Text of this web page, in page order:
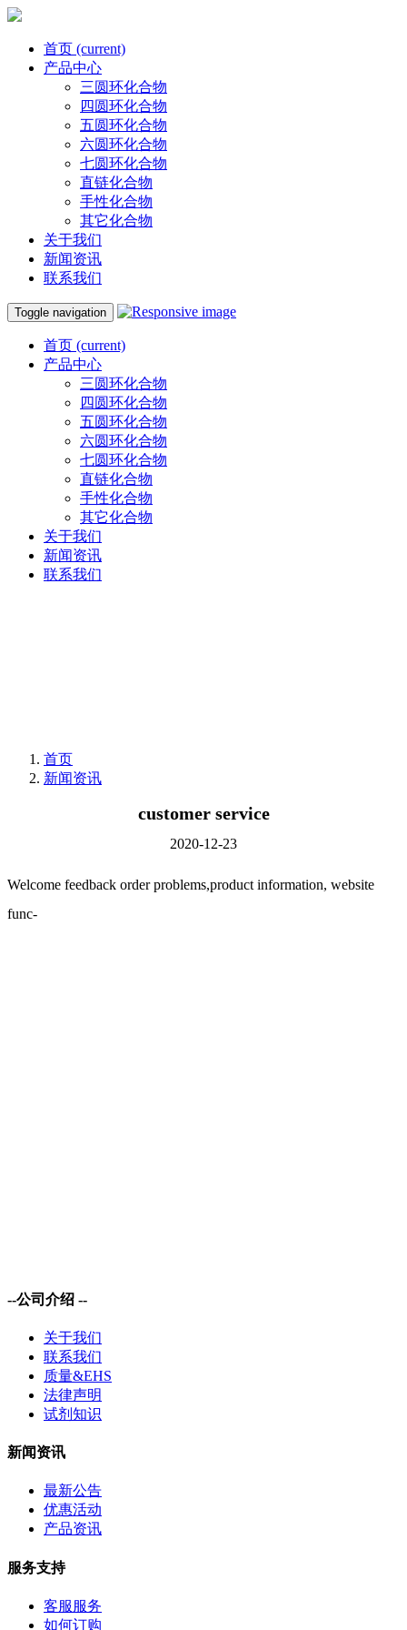
首页 (current)
产品中心
三圆环化合物
四圆环化合物
五圆环化合物
六圆环化合物
七圆环化合物
直链化合物
手性化合物
其它化合物
关于我们
新闻资讯
联系我们
Toggle navigation
首页 (current)
产品中心
三圆环化合物
四圆环化合物
五圆环化合物
六圆环化合物
七圆环化合物
直链化合物
手性化合物
其它化合物
关于我们
新闻资讯
联系我们
首页
新闻资讯
customer service
2020-12-23
Welcome feedback order problems,product information, website
func-
--公司介绍 --
关于我们
联系我们
质量&EHS
法律声明
试剂知识
新闻资讯
最新公告
优惠活动
产品资讯
服务支持
客服服务
如何订购